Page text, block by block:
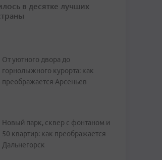
в десятке лучших
От уютного двора до
горнолыжного курорта: как
преображается Арсеньев
Новый парк, сквер с фонтаном и
50 квартир: как преображается
Дальнегорск